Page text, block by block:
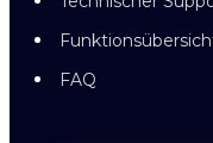
FAQ